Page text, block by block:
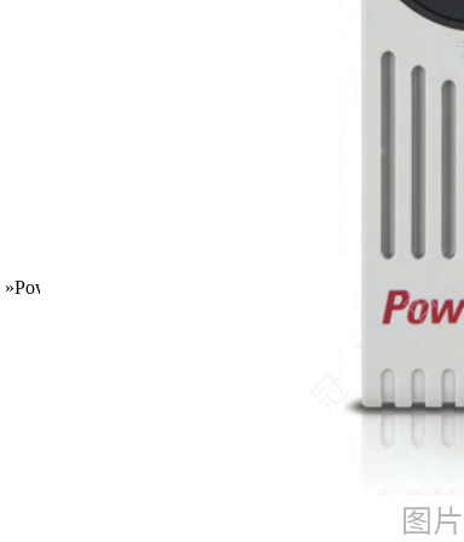
»PowerFlex75520G11FC043JA0NNNNN/AB罗克韦尔